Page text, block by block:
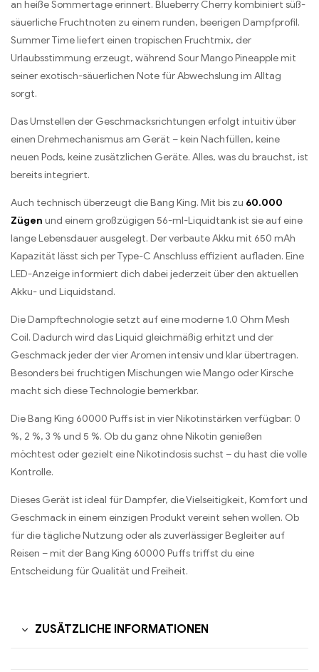
an heiße Sommertage erinnert. Blueberry Cherry kombiniert süß-
säuerliche Fruchtnoten zu einem runden, beerigen Dampfprofil.
Summer Time liefert einen tropischen Fruchtmix, der
Urlaubsstimmung erzeugt, während Sour Mango Pineapple mit
seiner exotisch-säuerlichen Note für Abwechslung im Alltag
sorgt.
Das Umstellen der Geschmacksrichtungen erfolgt intuitiv über
einen Drehmechanismus am Gerät – kein Nachfüllen, keine
neuen Pods, keine zusätzlichen Geräte. Alles, was du brauchst, ist
bereits integriert.
Auch technisch überzeugt die Bang King. Mit bis zu 60.000
Zügen und einem großzügigen 56-ml-Liquidtank ist sie auf eine
lange Lebensdauer ausgelegt. Der verbaute Akku mit 650 mAh
Kapazität lässt sich per Type-C Anschluss effizient aufladen. Eine
LED-Anzeige informiert dich dabei jederzeit über den aktuellen
Akku- und Liquidstand.
Die Dampftechnologie setzt auf eine moderne 1.0 Ohm Mesh
Coil. Dadurch wird das Liquid gleichmäßig erhitzt und der
Geschmack jeder der vier Aromen intensiv und klar übertragen.
Besonders bei fruchtigen Mischungen wie Mango oder Kirsche
macht sich diese Technologie bemerkbar.
Die Bang King 60000 Puffs ist in vier Nikotinstärken verfügbar: 0
%, 2 %, 3 % und 5 %. Ob du ganz ohne Nikotin genießen
möchtest oder gezielt eine Nikotindosis suchst – du hast die volle
Kontrolle.
Dieses Gerät ist ideal für Dampfer, die Vielseitigkeit, Komfort und
Geschmack in einem einzigen Produkt vereint sehen wollen. Ob
für die tägliche Nutzung oder als zuverlässiger Begleiter auf
Reisen – mit der Bang King 60000 Puffs triffst du eine
Entscheidung für Qualität und Freiheit.
ZUSÄTZLICHE INFORMATIONEN